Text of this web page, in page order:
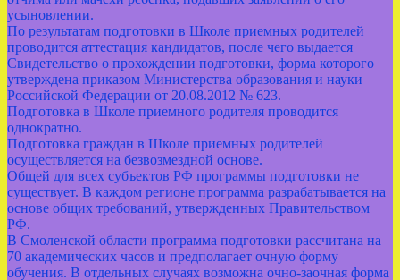
усыновлении.
По результатам подготовки в Школе приемных родителей
проводится аттестация кандидатов, после чего выдается
Свидетельство о прохождении подготовки, форма которого
утверждена приказом Министерства образования и науки
Российской Федерации от 20.08.2012 № 623.
Подготовка в Школе приемного родителя проводится
однократно.
Подготовка граждан в Школе приемных родителей
осуществляется на безвозмездной основе.
Общей для всех субъектов РФ программы подготовки не
существует. В каждом регионе программа разрабатывается на
основе общих требований, утвержденных Правительством
РФ.
В Смоленской области программа подготовки рассчитана на
70 академических часов и предполагает очную форму
обучения. В отдельных случаях возможна очно-заочная форма